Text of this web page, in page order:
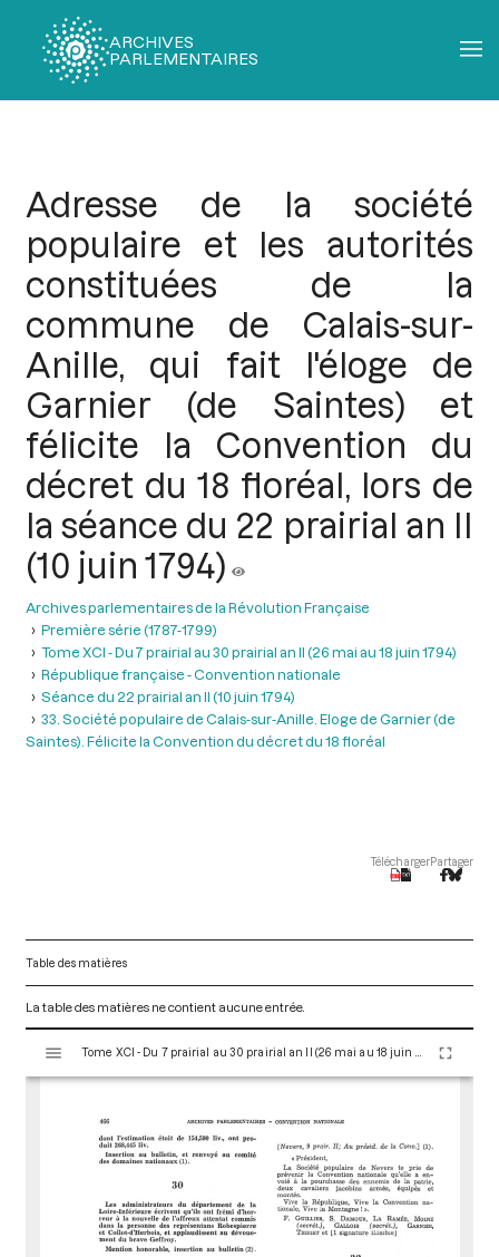
ARCHIVES
PARLEMENTAIRES
Adresse de la société
populaire et les autorités
constituées de la
commune de Calais-sur-
Anille, qui fait l'éloge de
Garnier (de Saintes) et
félicite la Convention du
décret du 18 floréal, lors de
la séance du 22 prairial an II
(10 juin 1794)
Archives parlementaires de la Révolution Française
Première série (1787-1799)
Tome XCI - Du 7 prairial au 30 prairial an II (26 mai au 18 juin 1794)
République française - Convention nationale
Séance du 22 prairial an II (10 juin 1794)
33. Société populaire de Calais-sur-Anille. Eloge de Garnier (de
Saintes). Félicite la Convention du décret du 18 floréal
TéléchargerPartager
Table des matières
La table des matières ne contient aucune entrée.
s